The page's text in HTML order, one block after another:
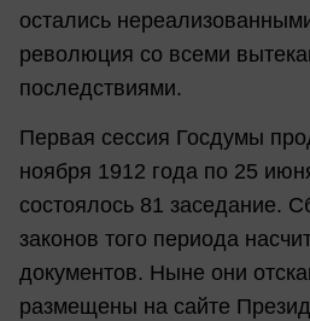
остались
революция со всеми
последствиями.
Первая сессия Госдумы
ноября 1912 года по 25
состоялось 81 заседание.
законов того периода
документов. Ныне они
размещены на сайте